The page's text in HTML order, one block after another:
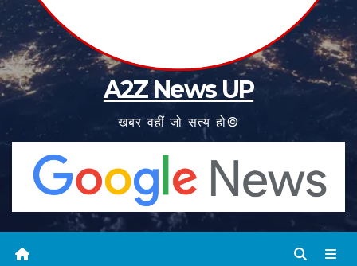
A2Z News UP
खबर वहीं जो सत्य हो©